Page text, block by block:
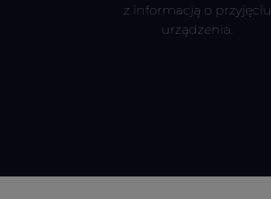
z informacją o przyjęciu
urządzenia.